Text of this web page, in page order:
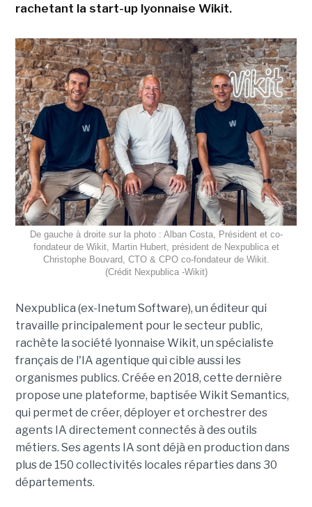
rachetant la start-up lyonnaise Wikit.
De gauche à droite sur la photo : Alban Costa, Président et co-
fondateur de Wikit, Martin Hubert, président de Nexpublica et
Christophe Bouvard, CTO & CPO co-fondateur de Wikit.
(Crédit Nexpublica -Wikit)
Nexpublica (ex-Inetum Software), un éditeur qui
travaille principalement pour le secteur public,
rachète la société lyonnaise Wikit, un spécialiste
français de l'IA agentique qui cible aussi les
organismes publics. Créée en 2018, cette dernière
propose une plateforme, baptisée Wikit Semantics,
qui permet de créer, déployer et orchestrer des
agents IA directement connectés à des outils
métiers. Ses agents IA sont déjà en production dans
plus de 150 collectivités locales réparties dans 30
départements.